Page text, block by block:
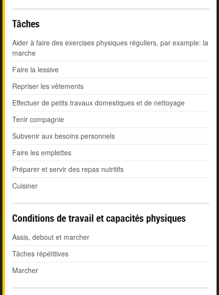
Tâches
Aider à faire des exercises physiques réguliers, par example: la
marche
Faire la lessive
Repriser les vêtements
Effectuer de petits travaux domestiques et de nettoyage
Tenir compagnie
Subvenir aux besoins personnels
Faire les emplettes
Préparer et servir des repas nutritifs
Cuisiner
Conditions de travail et capacités physiques
Assis, debout et marcher
Tâches répétitives
Marcher